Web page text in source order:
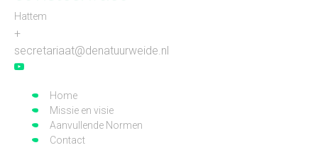
Hattem
+
secretariaat@denatuurweide.nl
Home
Missie en visie
Aanvullende Normen
Contact